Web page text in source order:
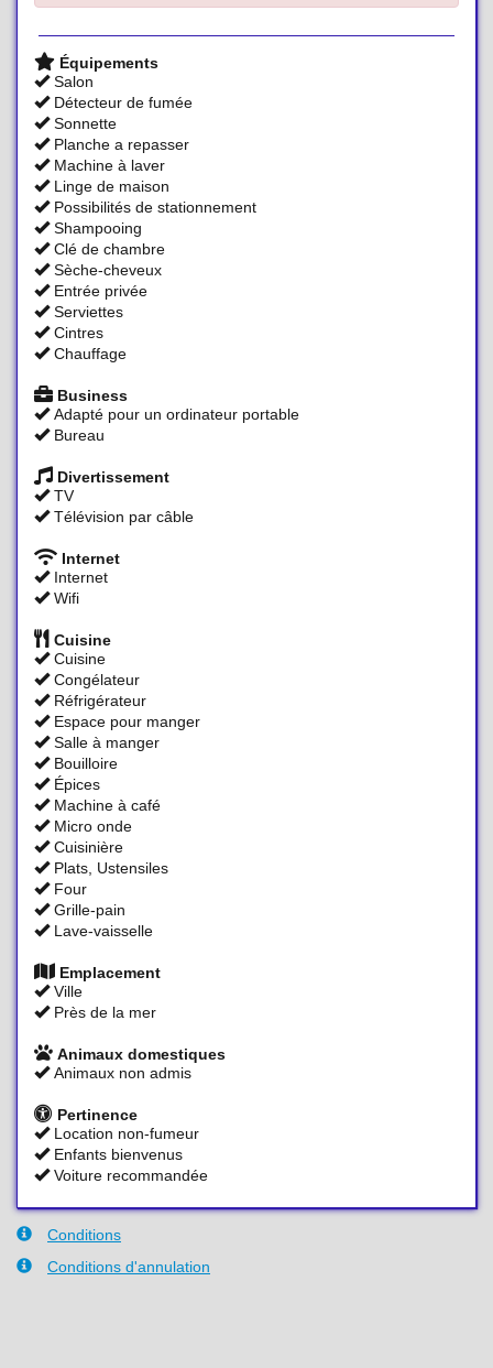
Équipements
Salon
Détecteur de fumée
Sonnette
Planche a repasser
Machine à laver
Linge de maison
Possibilités de stationnement
Shampooing
Clé de chambre
Sèche-cheveux
Entrée privée
Serviettes
Cintres
Chauffage
Business
Adapté pour un ordinateur portable
Bureau
Divertissement
TV
Télévision par câble
Internet
Internet
Wifi
Cuisine
Cuisine
Congélateur
Réfrigérateur
Espace pour manger
Salle à manger
Bouilloire
Épices
Machine à café
Micro onde
Cuisinière
Plats, Ustensiles
Four
Grille-pain
Lave-vaisselle
Emplacement
Ville
Près de la mer
Animaux domestiques
Animaux non admis
Pertinence
Location non-fumeur
Enfants bienvenus
Voiture recommandée
Conditions
Conditions d'annulation